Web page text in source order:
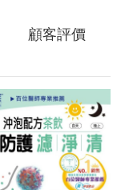
顧客評價